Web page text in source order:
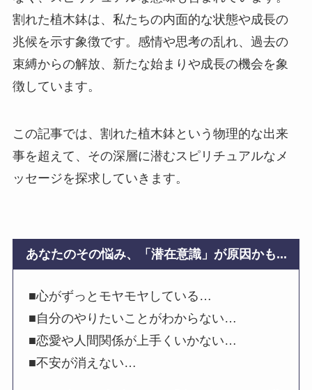
割れた植木鉢は、私たちの内面的な状態や成長の
兆候を示す象徴です。感情や思考の乱れ、過去の
束縛からの解放、新たな始まりや成長の機会を象
徴しています。
この記事では、割れた植木鉢という物理的な出来
事を超えて、その深層に潜むスピリチュアルなメ
ッセージを探求していきます。
あなたのその悩み、「潜在意識」が原因かも...
■心がずっとモヤモヤしている…
■自分のやりたいことがわからない…
■恋愛や人間関係が上手くいかない…
■不安が消えない…